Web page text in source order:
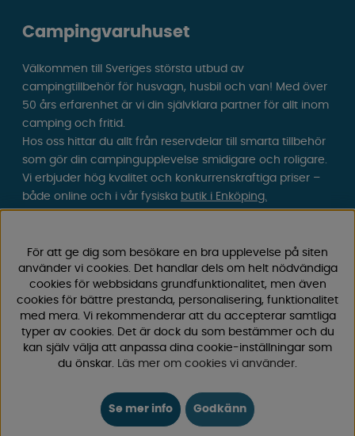
Campingvaruhuset
Välkommen till Sveriges största utbud av
campingtillbehör för husvagn, husbil och van! Med över
50 års erfarenhet är vi din självklara partner för allt inom
camping och fritid.
Hos oss hittar du allt från reservdelar till smarta tillbehör
som gör din campingupplevelse smidigare och roligare.
Vi erbjuder hög kvalitet och konkurrenskraftiga priser –
både online och i vår fysiska butik i Enköping.
nyheter och exklusiva erbjudanden. Campinglivet börjar
hos oss!
För att ge dig som besökare en bra upplevelse på siten
använder vi cookies. Det handlar dels om helt nödvändiga
cookies för webbsidans grundfunktionalitet, men även
cookies för bättre prestanda, personalisering, funktionalitet
med mera. Vi rekommenderar att du accepterar samtliga
typer av cookies. Det är dock du som bestämmer och du
kan själv välja att anpassa dina cookie-inställningar som
du önskar. Läs mer om cookies vi använder.
Se mer info Godkänn